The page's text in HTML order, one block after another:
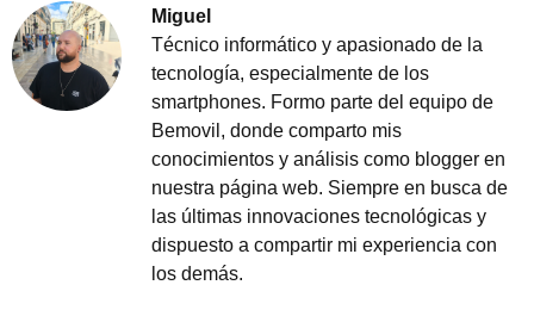
Miguel
Técnico informático y apasionado de la
tecnología, especialmente de los
smartphones. Formo parte del equipo de
Bemovil, donde comparto mis
conocimientos y análisis como blogger en
nuestra página web. Siempre en busca de
las últimas innovaciones tecnológicas y
dispuesto a compartir mi experiencia con
los demás.